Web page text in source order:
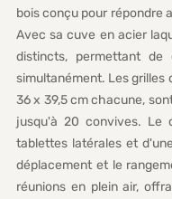
bois conçu pour répondre
Avec sa cuve en acier
distincts, permettant de
simultanément. Les grilles
36 x 39,5 cm chacune,
jusqu'à 20 convives. Le
tablettes latérales et
déplacement et le
réunions en plein air,